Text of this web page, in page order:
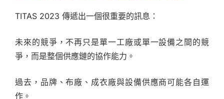
TITAS 2023 傳遞出一個很重要的訊息：
未來的競爭，不再只是單一工廠或單一設備之間的競
爭，而是整個供應鏈的協作能力。
過去，品牌、布廠、成衣廠與設備供應商可能各自運
作。